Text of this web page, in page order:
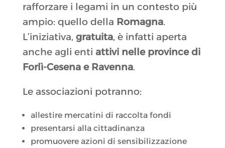
rafforzare i legami in un contesto più
ampio: quello della Romagna.
L’iniziativa, gratuita, è infatti aperta
anche agli enti attivi nelle province di
Forlì-Cesena e Ravenna.
Le associazioni potranno:
allestire mercatini di raccolta fondi
presentarsi alla cittadinanza
promuovere azioni di sensibilizzazione